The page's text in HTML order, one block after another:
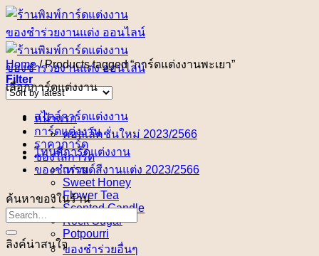
Skip
content
หน้าแรก
การ์ดแต่งงาน
ราคาการ์ด
ซองใส่การ์ด
ของชำร่วย
Sweet Honey
Flower Tea
Scented Candle
Rock Sugar
Potpourri
ของชำร่วยอื่นๆ
Home /Products tagged “การ์ดแต่งงานพะเยา”
Filter
เลือกการ์ดแต่งงาน
สไตล์การ์ดแต่งงาน
คอลเล็คชั่นใหม่ 2023/2566
โทนสีการ์ดแต่งงาน
เทรนด์สีงานแต่ง 2023/2566
ค้นหาของในร้าน
ลิงค์น่าสนใจ